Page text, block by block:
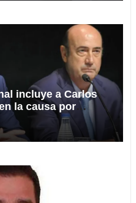
incluye a Carlos
la causa por
en el rescate
Reunidos